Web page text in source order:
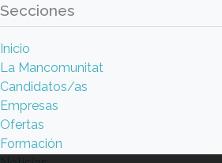
Secciones
Inicio
La Mancomunitat
Candidatos/as
Empresas
Ofertas
Formación